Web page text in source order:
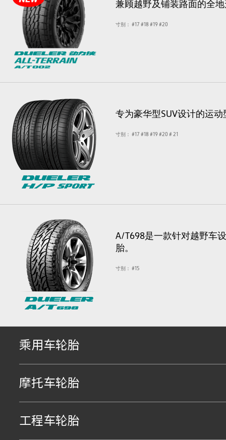
兼顾越野及铺装路面的全
寸别： #17 #18 #19 #20
专为豪华型SUV设计的运
寸别： #17 #18 #19 #20 # 21
A/T698是一款针对越野车
胎。
寸别： #15
乘用车轮胎
摩托车轮胎
工程车轮胎